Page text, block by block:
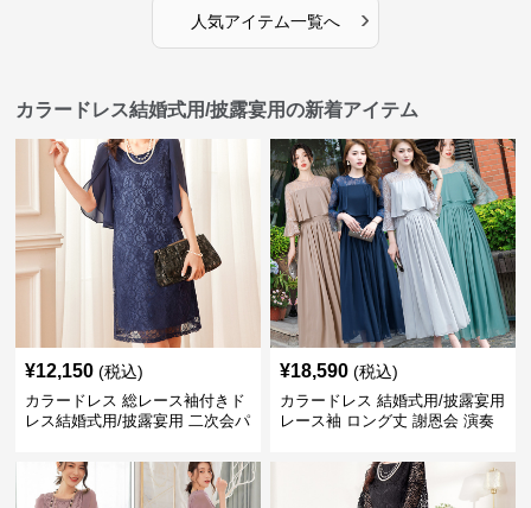
人気アイテム一覧へ ›
カラードレス結婚式用/披露宴用の新着アイテム
¥12,150 (税込)
カラードレス 総レース袖付きド
レス結婚式用/披露宴用 二次会パ
¥18,590 (税込)
カラードレス 結婚式用/披露宴用
レース袖 ロング丈 謝恩会 演奏